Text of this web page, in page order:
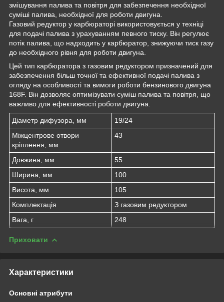
змішування палива та повітря для забезпечення необхідної
суміші палива, необхідної для роботи двигуна.
Газовий редуктор у карбюраторі використовується у техніці
для подачі палива з урахуванням певного тиску. Він регулює
потік палива, що надходить у карбюратор, знижуючи тиск газу
до необхідного рівня для роботи двигуна.
Цей тип карбюратора з газовим редуктором призначений для
забезпечення більш точної та ефективної подачі палива з
огляду на особливості та вимоги роботи бензинового двигуна
168F. Він дозволяє оптимізувати суміш палива та повітря, що
важливо для ефективності роботи двигуна.
Діаметр дифузора, мм
19/24
Міжцентрове отвори
кріплення, мм
43
Довжина, мм
55
Ширина, мм
100
Висота, мм
105
Комплектація
З газовим редуктором
Вага, г
248
Приховати
Характеристики
Основні атрибути